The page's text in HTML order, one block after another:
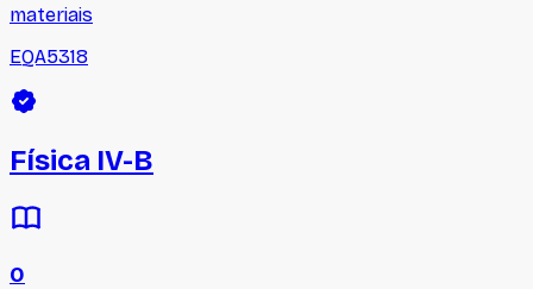
materiais
EQA5318
Física IV-B
0